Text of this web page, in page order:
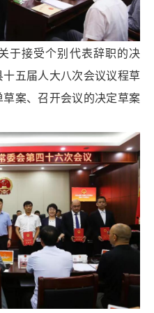
接受个别代表辞职的决
五届人大八次会议议程草
案、召开会议的决定草案